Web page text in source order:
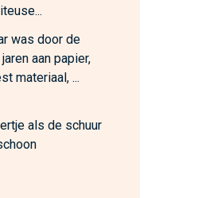
was door de
aan papier,
materiaal, ...
als de schuur